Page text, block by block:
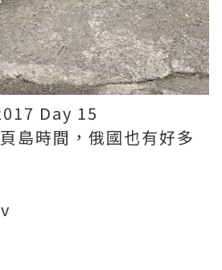
Day 15
島時間，俄國也有好多